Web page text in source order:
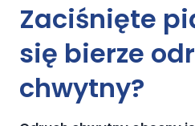
Zaciśnięte
się bierze
chwytny?